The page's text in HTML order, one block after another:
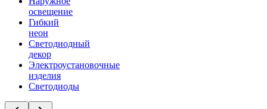
освещение
Гибкий
неон
Светодиодный
декор
Электроустановочные
изделия
Светодиоды